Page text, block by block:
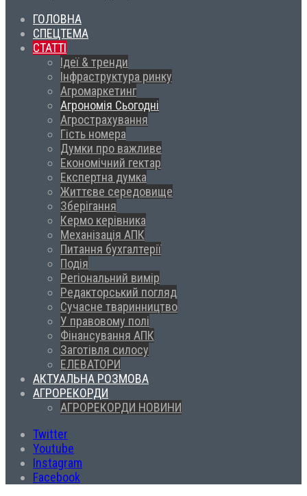
ГОЛОВНА
СПЕЦТЕМА
СТАТТІ
Ідеї & тренди
Інфраструктура ринку
Агромаркетинг
Агрономія Сьогодні
Агрострахування
Гість номера
Думки про важливе
Економічний гектар
Експертна думка
Життєве середовище
Зберігання
Кермо керівника
Механізація АПК
Питання бухгалтерії
Подія
Регіональний вимір
Редакторський погляд
Сучасне тваринництво
У правовому полі
Фінансування АПК
Заготівля силосу
ЕЛЕВАТОРИ
АКТУАЛЬНА РОЗМОВА
АГРОРЕКОРДИ
АГРОРЕКОРДИ НОВИНИ
Twitter
Youtube
Instagram
Facebook